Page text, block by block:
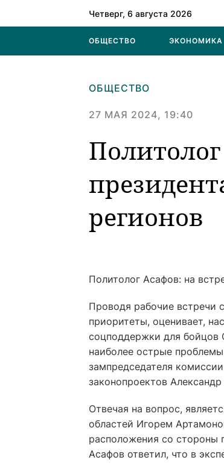
Четверг, 6 августа 2026
ОБЩЕСТВО ЭКОНОМИКА
ОБЩЕСТВО
27 МАЯ 2024, 19:40
регионов
Политолог Асафов: на
Проводя рабочие встречи
приоритеты, оценивает,
соцподдержки для
наиболее острые
зампредседателя
законопроектов
Отвечая на вопрос,
областей Игорем
расположения со стороны
Асафов ответил, что в